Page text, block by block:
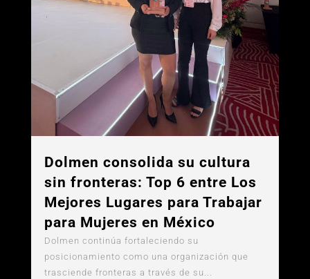
Dolmen consolida su cultura
sin fronteras: Top 6 entre Los
Mejores Lugares para Trabajar
para Mujeres en México
Dolmen continúa fortaleciendo su
posicionamiento como una organización que
trasciende fronteras a través de su...